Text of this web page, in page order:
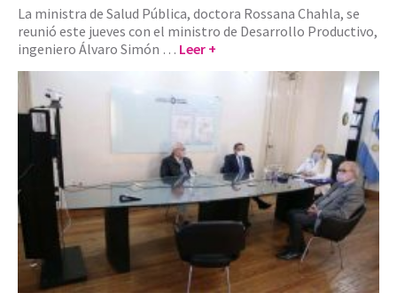
La ministra de Salud Pública, doctora Rossana Chahla, se
reunió este jueves con el ministro de Desarrollo Productivo,
ingeniero Álvaro Simón … Leer +